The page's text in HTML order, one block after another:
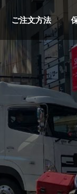
ご注文方法